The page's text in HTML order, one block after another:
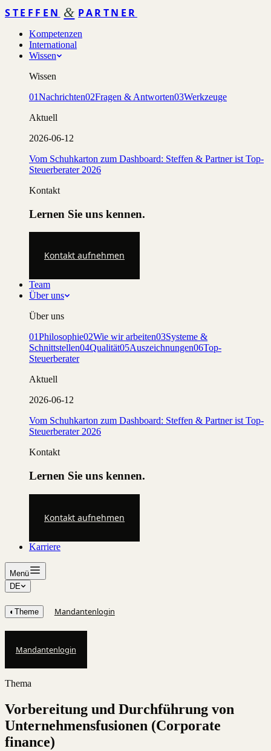
STEFFEN & PARTNER
Kompetenzen
International
Wissen
Wissen
01Nachrichten02Fragen & Antworten03Werkzeuge
Aktuell
2026-06-12
Vom Schuhkarton zum Dashboard: Steffen & Partner ist Top-
Steuerberater 2026
Kontakt
Lernen Sie uns kennen.
Kontakt aufnehmen
Team
Über uns
Über uns
01Philosophie02Wie wir arbeiten03Systeme &
Schnittstellen04Qualität05Auszeichnungen06Top-
Steuerberater
Aktuell
2026-06-12
Vom Schuhkarton zum Dashboard: Steffen & Partner ist Top-
Steuerberater 2026
Kontakt
Lernen Sie uns kennen.
Kontakt aufnehmen
Karriere
Menü
DE
◐ Theme Mandantenlogin
Mandantenlogin
Thema
Vorbereitung und Durchführung von
Unternehmensfusionen (Corporate
finance)